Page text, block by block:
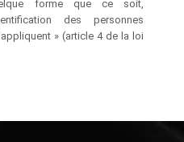
forme que ce soit,
des personnes
» (article 4 de la loi